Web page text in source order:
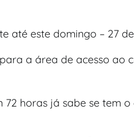
até este domingo – 27
a área de acesso ao
horas já sabe se tem